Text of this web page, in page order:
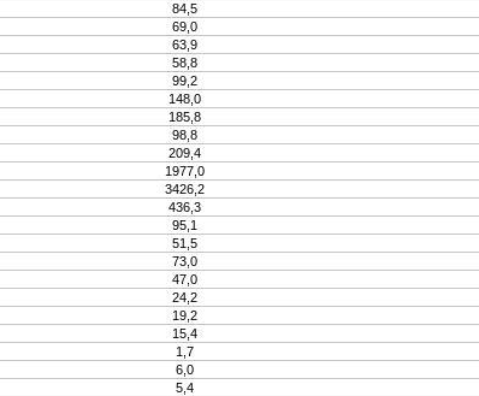
84,5
69,0
63,9
58,8
99,2
148,0
185,8
98,8
209,4
1977,0
3426,2
436,3
95,1
51,5
73,0
47,0
24,2
19,2
15,4
1,7
6,0
5,4